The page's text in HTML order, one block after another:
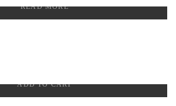
READ MORE
ADD TO CART